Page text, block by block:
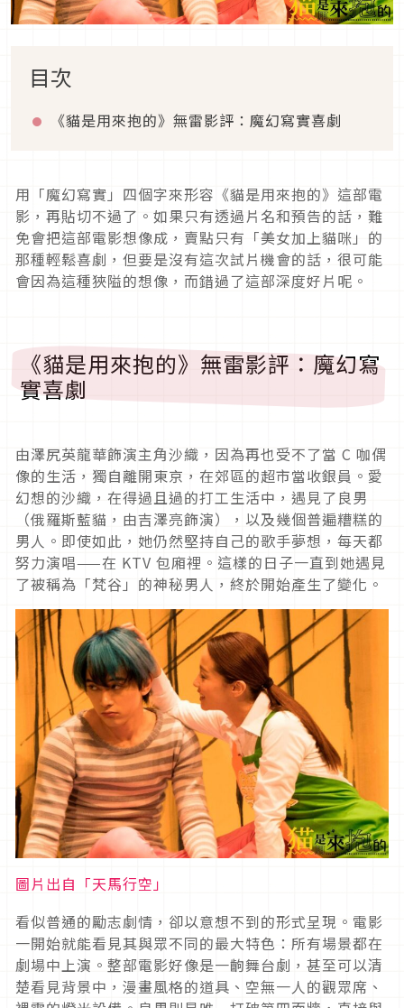
目次
《貓是用來抱的》無雷影評：魔幻寫實喜劇
用「魔幻寫實」四個字來形容《貓是用來抱的》這部電
影，再貼切不過了。如果只有透過片名和預告的話，難
免會把這部電影想像成，賣點只有「美女加上貓咪」的
那種輕鬆喜劇，但要是沒有這次試片機會的話，很可能
會因為這種狹隘的想像，而錯過了這部深度好片呢。
《貓是用來抱的》無雷影評：魔幻寫
實喜劇
由澤尻英龍華飾演主角沙織，因為再也受不了當 C 咖偶
像的生活，獨自離開東京，在郊區的超市當收銀員。愛
幻想的沙織，在得過且過的打工生活中，遇見了良男
（俄羅斯藍貓，由吉澤亮飾演），以及幾個普遍糟糕的
男人。即使如此，她仍然堅持自己的歌手夢想，每天都
努力演唱——在 KTV 包廂裡。這樣的日子一直到她遇見
了被稱為「梵谷」的神秘男人，終於開始產生了變化。
圖片出自「天馬行空」
看似普通的勵志劇情，卻以意想不到的形式呈現。電影
一開始就能看見其與眾不同的最大特色：所有場景都在
劇場中上演。整部電影好像是一齣舞台劇，甚至可以清
楚看見背景中，漫畫風格的道具、空無一人的觀眾席、